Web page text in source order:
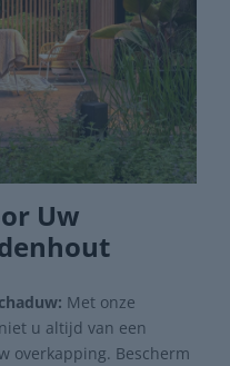
Uw
Met onze
u altijd van een
overkapping. Bescherm